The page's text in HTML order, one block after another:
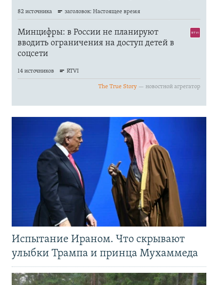
Испытание Ираном. Что скрывают
улыбки Трампа и принца Мухаммеда